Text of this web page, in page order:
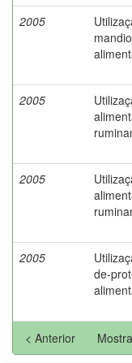
2005
2005
2005
2005
de-
< Anterior